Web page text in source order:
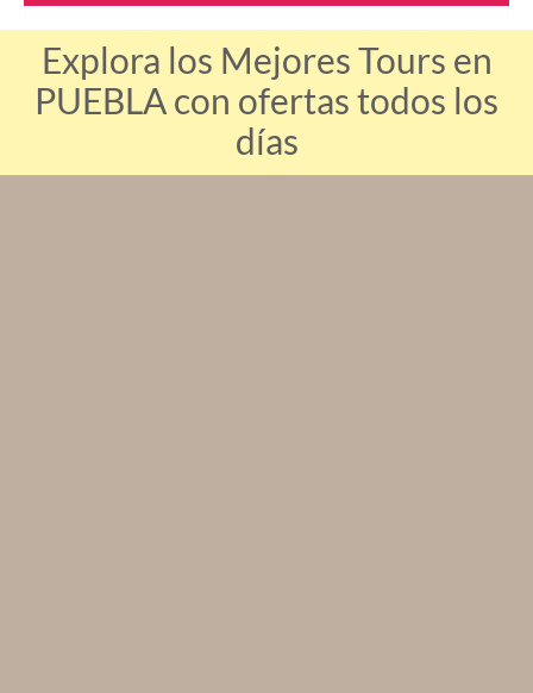
Explora los Mejores Tours en
PUEBLA con ofertas todos los
días